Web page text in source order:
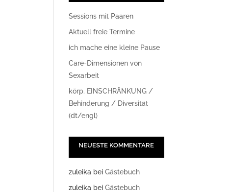
Sessions mit Paaren
Aktuell freie Termine
ich mache eine kleine Pause
Care-Dimensionen von
Sexarbeit
körp. EINSCHRÄNKUNG /
Behinderung / Diversität
(dt/engl)
NEUESTE KOMMENTARE
zuleika beiGästebuch
zuleika beiGästebuch